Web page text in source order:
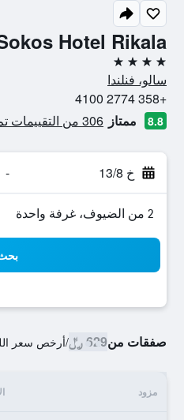
Hotel Rikala
4 نجوم
سالو، فنلندا
+358 2774 4100
8.8 ممتاز 306 من التقييمات تم التحقق منها
خ 13/8 -
2 من الضيوف، غرفة واحدة
صفقات من629 ﷼ /أرخص سعر
مزود